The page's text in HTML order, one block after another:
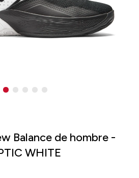
Balance de hombre -
WHITE